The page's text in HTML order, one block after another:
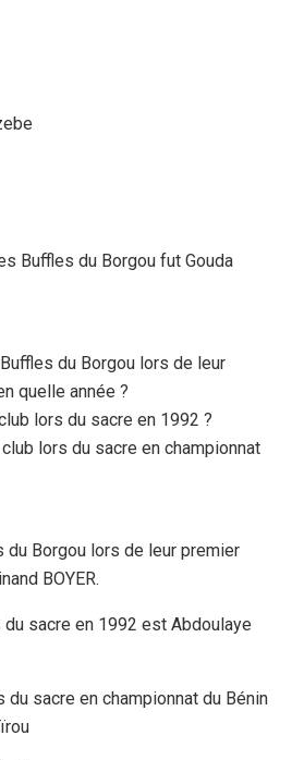
Buffles du Borgou fut Gouda
du Borgou lors de leur
quelle année ?
lors du sacre en 1992 ?
lors du sacre en championnat
du Borgou lors de leur premier
BOYER.
du sacre en 1992 est Abdoulaye
sacre en championnat du Bénin